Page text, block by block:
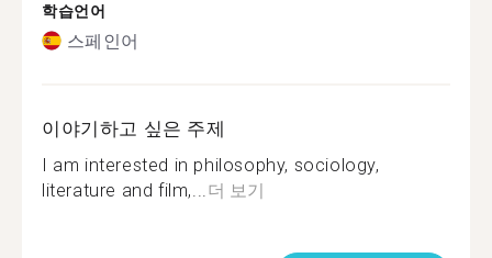
학습언어
스페인어
이야기하고 싶은 주제
I am interested in philosophy, sociology,
literature and film,... 더 보기